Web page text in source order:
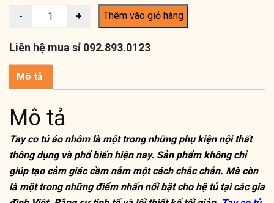
Thêm vào giỏ hàng
Liên hệ mua sỉ 092.893.0123
Mô tả
Mô tả
Tay co tủ áo nhôm là một trong những phụ kiện nội thất
thông dụng và phổ biến hiện nay. Sản phẩm không chỉ
giúp tạo cảm giác cầm nắm một cách chắc chắn. Mà còn
là một trong những điểm nhấn nổi bật cho hệ tủ tại các gia